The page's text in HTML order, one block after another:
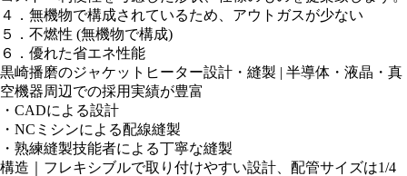
４．無機物で構成されているため、アウトガスが少ない
５．不燃性 (無機物で構成)
６．優れた省エネ性能
黒崎播磨のジャケットヒーター設計・縫製 | 半導体・液晶・真
空機器周辺での採用実績が豊富
・CADによる設計
・NCミシンによる配線縫製
・熟練縫製技能者による丁寧な縫製
構造｜フレキシブルで取り付けやすい設計、配管サイズは1/4